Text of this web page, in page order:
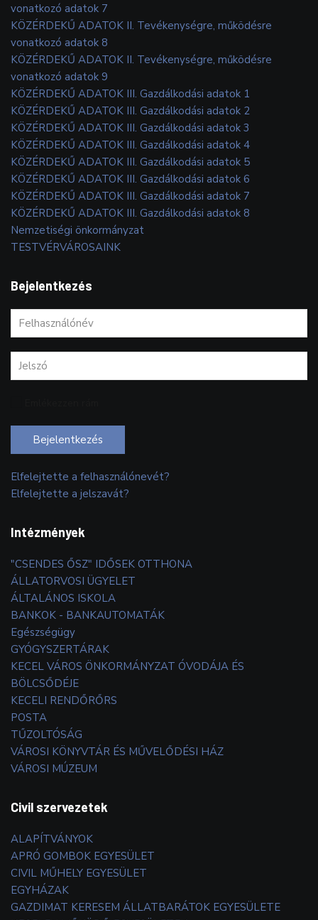
vonatkozó adatok 7
KÖZÉRDEKŰ ADATOK II. Tevékenységre, működésre
vonatkozó adatok 8
KÖZÉRDEKŰ ADATOK II. Tevékenységre, működésre
vonatkozó adatok 9
KÖZÉRDEKŰ ADATOK III. Gazdálkodási adatok 1
KÖZÉRDEKŰ ADATOK III. Gazdálkodási adatok 2
KÖZÉRDEKŰ ADATOK III. Gazdálkodási adatok 3
KÖZÉRDEKŰ ADATOK III. Gazdálkodási adatok 4
KÖZÉRDEKŰ ADATOK III. Gazdálkodási adatok 5
KÖZÉRDEKŰ ADATOK III. Gazdálkodási adatok 6
KÖZÉRDEKŰ ADATOK III. Gazdálkodási adatok 7
KÖZÉRDEKŰ ADATOK III. Gazdálkodási adatok 8
Nemzetiségi önkormányzat
TESTVÉRVÁROSAINK
Bejelentkezés
Bejelentkezés
Elfelejtette a felhasználónevét?
Elfelejtette a jelszavát?
Intézmények
"CSENDES ŐSZ" IDŐSEK OTTHONA
ÁLLATORVOSI ÜGYELET
ÁLTALÁNOS ISKOLA
BANKOK - BANKAUTOMATÁK
Egészségügy
GYÓGYSZERTÁRAK
KECEL VÁROS ÖNKORMÁNYZAT ÓVODÁJA ÉS
BÖLCSŐDÉJE
KECELI RENDŐRŐRS
POSTA
TŰZOLTÓSÁG
VÁROSI KÖNYVTÁR ÉS MŰVELŐDÉSI HÁZ
VÁROSI MÚZEUM
Civil szervezetek
ALAPÍTVÁNYOK
APRÓ GOMBOK EGYESÜLET
CIVIL MŰHELY EGYESÜLET
EGYHÁZAK
GAZDIMAT KERESEM ÁLLATBARÁTOK EGYESÜLETE